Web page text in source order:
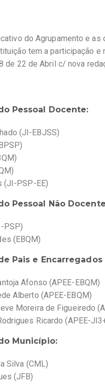
do Agrupamento e
tem a participação
de 22 de Abril c/ nova
Pessoal Docente:
(JI-EBJSS)
(JI-PSP-EE)
Pessoal Não
PSP)
(EBQM)
Pais e Encarregados
Afonso (APEE-EBQM)
Alberto (APEE-EBQM)
Moreira de Figueiredo
Ricardo (APEE-
Município:
Silva (CML)
(JFB)